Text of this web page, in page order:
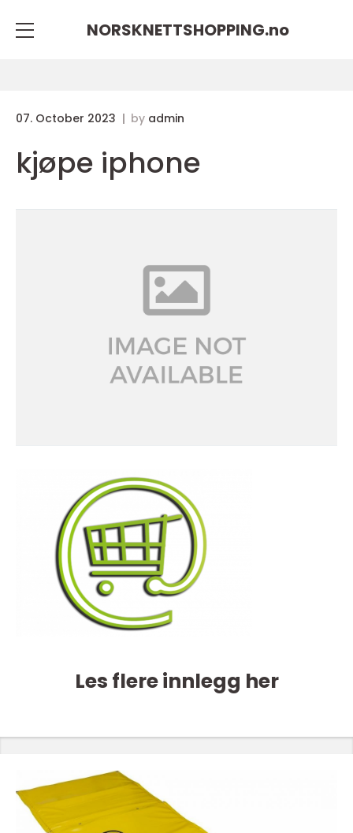
NORSKNETTSHOPPING.no
07. October 2023 by admin
kjøpe iphone
Les flere innlegg her